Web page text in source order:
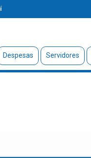
Despesas Servidores